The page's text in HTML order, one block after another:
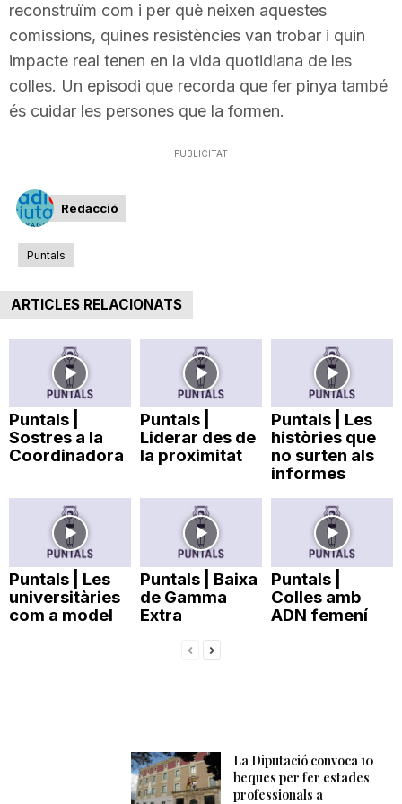
n
a
reconstruïm com i per què neixen aquestes
comissions, quines resistències van trobar i quin
impacte real tenen en la vida quotidiana de les
colles. Un episodi que recorda que fer pinya també
és cuidar les persones que la formen.
PUBLICITAT
Redacció
Puntals
ARTICLES RELACIONATS
Puntals |
Sostres a la
Coordinadora
Puntals |
Liderar des de
la proximitat
Puntals | Les
històries que
no surten als
informes
Puntals | Les
universitàries
com a model
Puntals | Baixa
de Gamma
Extra
Puntals |
Colles amb
ADN femení